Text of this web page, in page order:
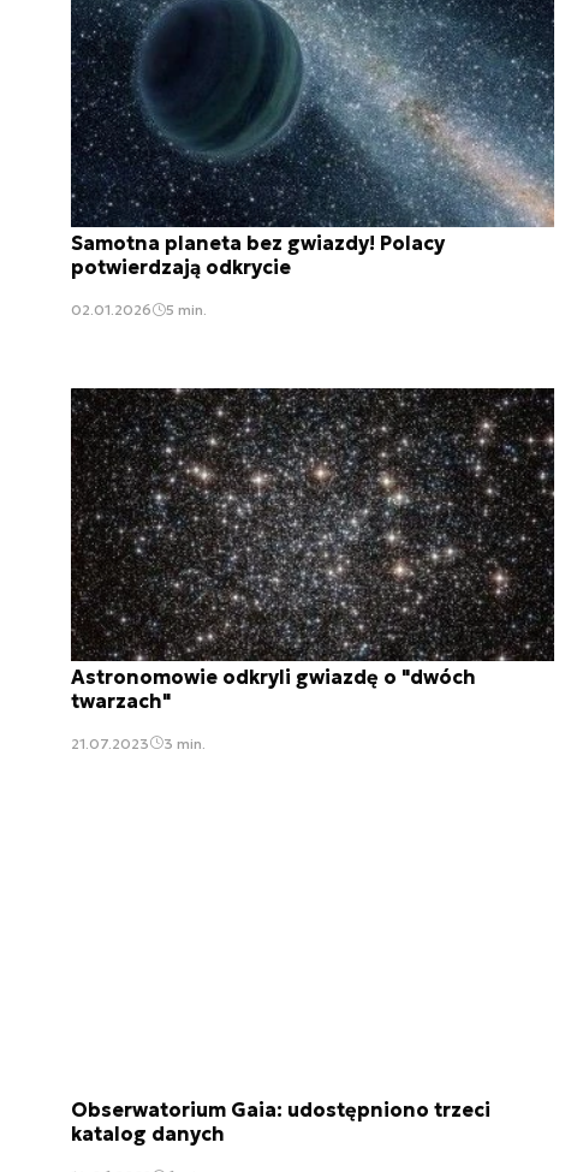
Samotna planeta bez gwiazdy! Polacy
potwierdzają odkrycie
02.01.2026 5 min.
Astronomowie odkryli gwiazdę o "dwóch
twarzach"
21.07.2023 3 min.
Obserwatorium Gaia: udostępniono trzeci
katalog danych